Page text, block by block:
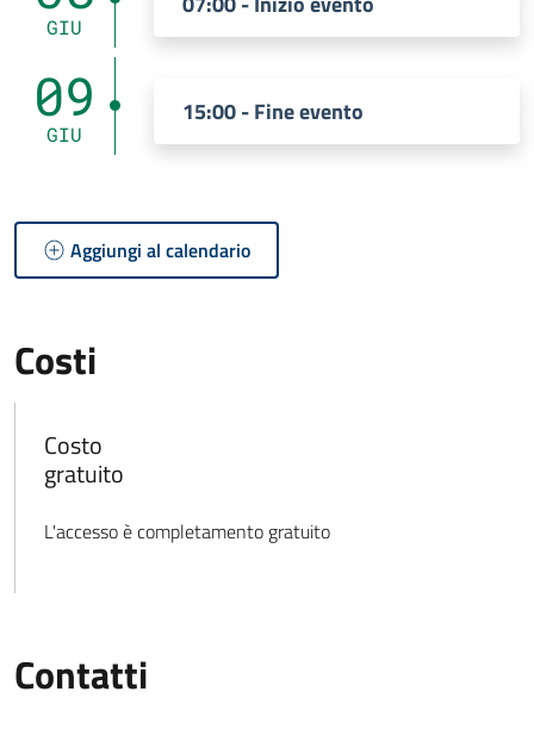
GIU
09
GIU
15:00 - Fine evento
Aggiungi al calendario
Costi
Costo
gratuito
L'accesso è completamento gratuito
Contatti